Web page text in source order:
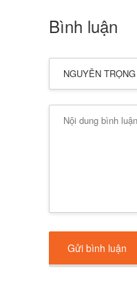
Bình luận
Gửi bình luận